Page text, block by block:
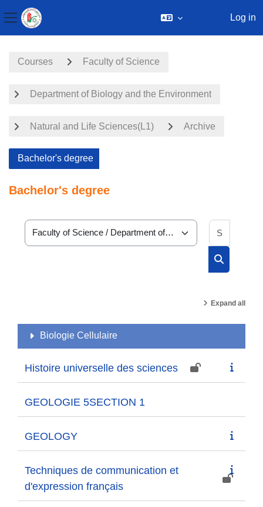
Side panel
Log in
Courses Faculty of Science
Department of Biology and the Environment
Natural and Life Sciences(L1) Archive
Bachelor's degree
Bachelor's degree
Course categories
Expand all
Biologie Cellulaire
Histoire universelle des sciences
GEOLOGIE 5SECTION 1
GEOLOGY
Techniques de communication et
d'expression français